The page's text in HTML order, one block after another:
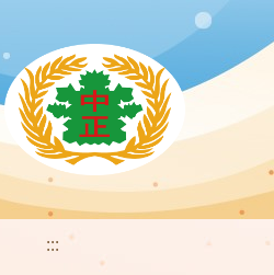
:::